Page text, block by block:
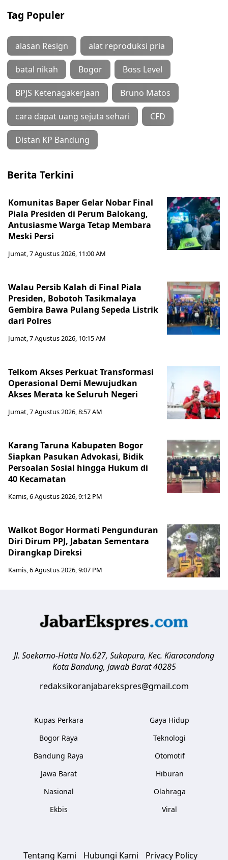
Tag Populer
alasan Resign alat reproduksi pria
batal nikah Bogor Boss Level
BPJS Ketenagakerjaan Bruno Matos
cara dapat uang sejuta sehari CFD
Distan KP Bandung
Berita Terkini
Komunitas Baper Gelar Nobar Final
Piala Presiden di Perum Balokang,
Antusiasme Warga Tetap Membara
Meski Persi
Jumat, 7 Agustus 2026, 11:00 AM
Walau Persib Kalah di Final Piala
Presiden, Bobotoh Tasikmalaya
Gembira Bawa Pulang Sepeda Listrik
dari Polres
Jumat, 7 Agustus 2026, 10:15 AM
Telkom Akses Perkuat Transformasi
Operasional Demi Mewujudkan
Akses Merata ke Seluruh Negeri
Jumat, 7 Agustus 2026, 8:57 AM
Karang Taruna Kabupaten Bogor
Siapkan Pasukan Advokasi, Bidik
Persoalan Sosial hingga Hukum di
40 Kecamatan
Kamis, 6 Agustus 2026, 9:12 PM
Walkot Bogor Hormati Pengunduran
Diri Dirum PPJ, Jabatan Sementara
Dirangkap Direksi
Kamis, 6 Agustus 2026, 9:07 PM
Jl. Soekarno-Hatta No.627, Sukapura, Kec. Kiaracondong
Kota Bandung, Jawab Barat 40285
redaksikoranjabarekspres@gmail.com
Kupas Perkara
Bogor Raya
Bandung Raya
Jawa Barat
Nasional
Ekbis
Gaya Hidup
Teknologi
Otomotif
Hiburan
Olahraga
Viral
Tentang Kami Hubungi Kami Privacy Policy